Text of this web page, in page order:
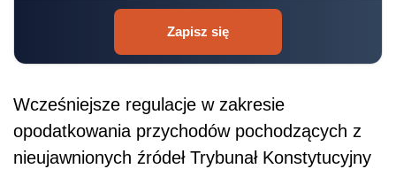
Zapisz się
Wcześniejsze regulacje w zakresie
opodatkowania przychodów pochodzących z
nieujawnionych źródeł Trybunał Konstytucyjny